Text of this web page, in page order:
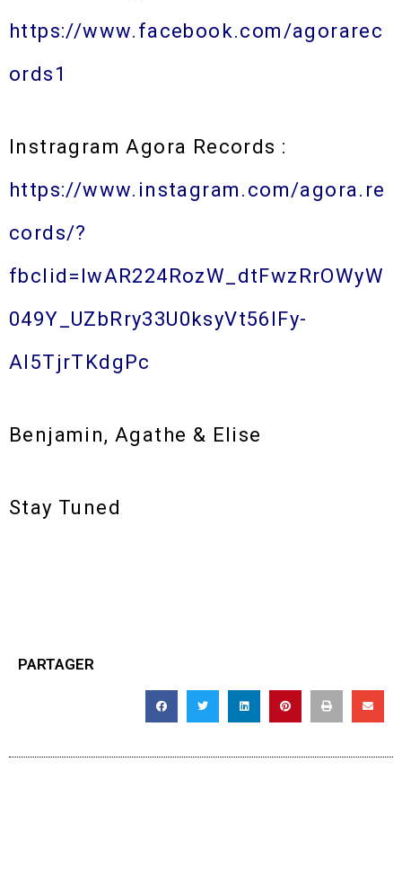
https://www.facebook.com/agorarec
ords1
Instragram Agora Records :
https://www.instagram.com/agora.re
cords/?
fbclid=IwAR224RozW_dtFwzRrOWyW
049Y_UZbRry33U0ksyVt56lFy-
AI5TjrTKdgPc
Benjamin, Agathe & Elise
Stay Tuned
PARTAGER